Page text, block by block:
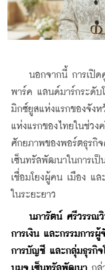
นอกจากนี้ การเปิดศู
พาร์ค แลนด์มาร์กระดับ
มิกซ์ยูสแห่งแรกของจัง
แห่งแรกของไทยในช่วง
ศักยภาพของพอร์ตธุรกิ
เซ็นทรัลพัฒนาในการเ
เชื่อมโยงผู้คน เมือง แล
ในระยะยาว
นภารัตน์ ศรีวรรณวิท
การเงิน และกรรมการ
การบัญชี และกลุ่มธุรกิจ
บมจ.เซ็นทรัลพัฒนา กล่